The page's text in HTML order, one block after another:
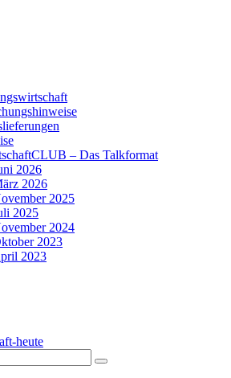
– Das Talkformat
2026
2026
2025
2025
2024
2023
2023
heute